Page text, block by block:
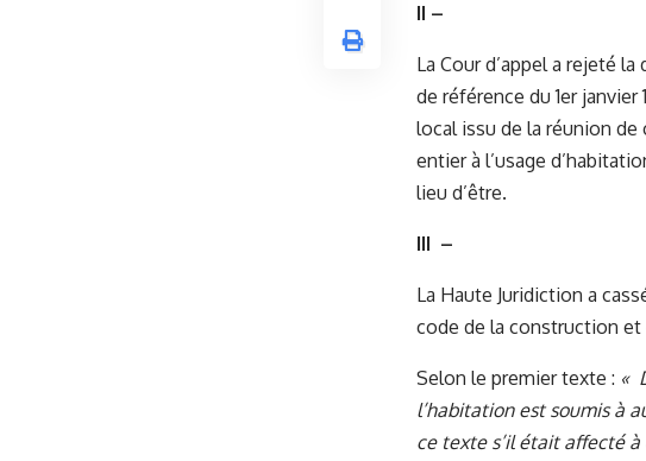
II –
La Cour d’appel a rejeté
de référence du 1er
local issu de la réunion
entier à l’usage
lieu d’être.
III –
La Haute Juridiction a
code de la construction et
Selon le premier texte : «
l’habitation est soumis à
ce texte s’il était affecté